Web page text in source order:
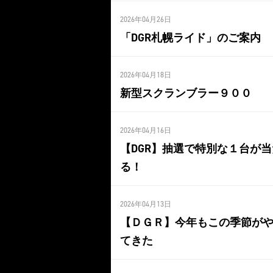
2026年04月26日
「DGR札幌ライド」のご案内
2026年04月18日
新型スクランブラー９００
2026年04月16日
【DGR】抽選で特別な１台が
る！
2026年04月13日
【ＤＧＲ】今年もこの季節が
てきた